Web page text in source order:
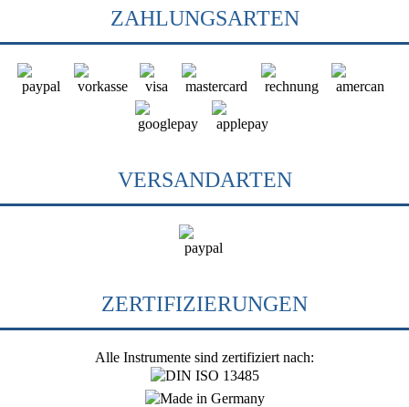
ZAHLUNGSARTEN
VERSANDARTEN
ZERTIFIZIERUNGEN
Alle Instrumente sind zertifiziert nach: